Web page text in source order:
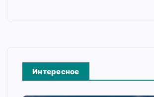
Интересное